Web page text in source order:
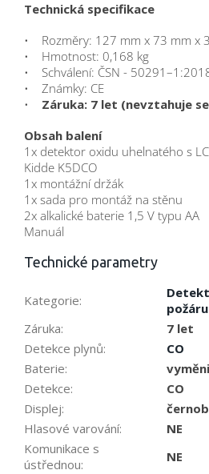
Technická specifikace
• Rozměry: 127 mm x 73 mm x
• Hmotnost: 0,168 kg
• Schválení: ČSN -
• Známky: CE
•
Záruka: 7 let (nevztahuje
Obsah balení
1x detektor oxidu uhelnatého s
Kidde K5DCO
1x montážní držák
1x sada pro montáž na stěnu
2x alkalické baterie 1,5 V typu AA
Manuál
Technické parametry
Kategorie:
požáru
Záruka:
7 let
Detekce plynů:
CO
Baterie:
Detekce:
CO
Displej:
Hlasové varování:
NE
Komunikace s
ústřednou:
NE